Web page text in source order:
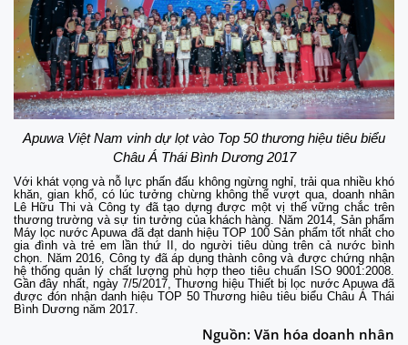
Apuwa Việt Nam vinh dự lọt vào Top 50 thương hiệu tiêu biểu
Châu Á Thái Bình Dương 2017
Với khát vọng và nỗ lực phấn đấu không ngừng nghỉ, trải qua nhiều khó
khăn, gian khổ, có lúc tưởng chừng không thể vượt qua, doanh nhân
Lê Hữu Thi và Công ty đã tạo dựng được một vị thế vững chắc trên
thương trường và sự tin tưởng của khách hàng. Năm 2014, Sản phẩm
Máy lọc nước Apuwa đã đạt danh hiệu TOP 100 Sản phẩm tốt nhất cho
gia đình và trẻ em lần thứ II, do người tiêu dùng trên cả nước bình
chọn. Năm 2016, Công ty đã áp dụng thành công và được chứng nhận
hệ thống quản lý chất lượng phù hợp theo tiêu chuẩn ISO 9001:2008.
Gần đây nhất, ngày 7/5/2017, Thương hiệu Thiết bị lọc nước Apuwa đã
được đón nhận danh hiệu TOP 50 Thương hiêu tiêu biểu Châu Á Thái
Bình Dương năm 2017.
Nguồn: Văn hóa doanh nhân